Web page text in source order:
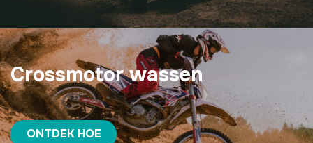
Crossmotor wassen
ONTDEK HOE